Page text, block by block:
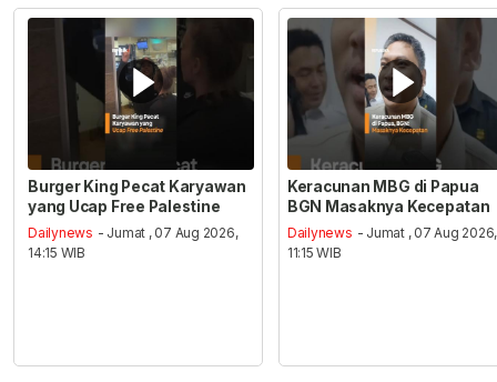
Burger King Pecat Karyawan
yang Ucap Free Palestine
Dailynews - Jumat , 07 Aug 2026,
14:15 WIB
Keracunan MBG di Papua
BGN Masaknya Kecepatan
Dailynews - Jumat , 07 Aug 2026,
11:15 WIB